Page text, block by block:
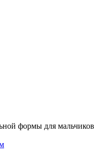
формы для мальчиков